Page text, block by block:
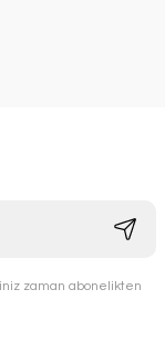
zaman abonelikten